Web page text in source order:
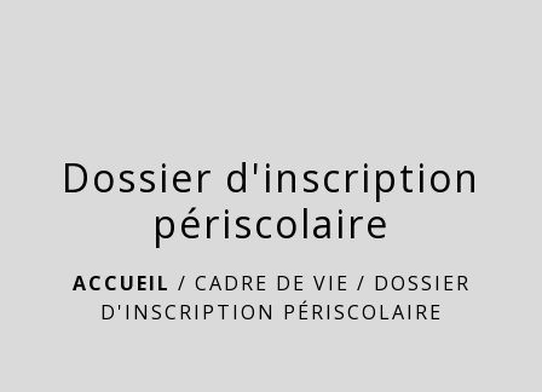
Dossier d'inscription
périscolaire
ACCUEIL / CADRE DE VIE / DOSSIER
D'INSCRIPTION PÉRISCOLAIRE